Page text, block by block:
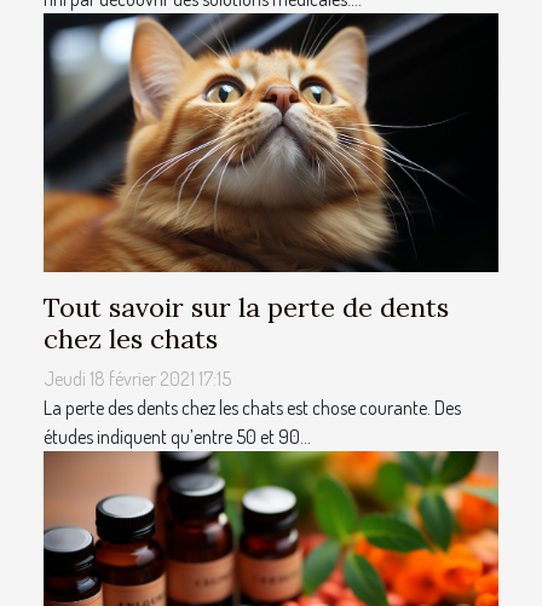
Tout savoir sur la perte de dents
chez les chats
Jeudi 18 février 2021 17:15
La perte des dents chez les chats est chose courante. Des
études indiquent qu’entre 50 et 90...